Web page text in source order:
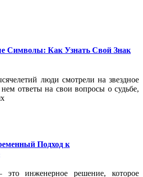
Символы: Как Узнать Свой Знак
люди смотрели на звездное
ответы на свои вопросы о судьбе,
Подход к
инженерное решение, которое